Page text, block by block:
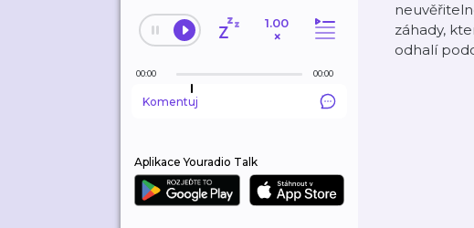
1.00
×
00:00 00:00
Komentuj
Aplikace Youradio Talk
záhady,
odhalí